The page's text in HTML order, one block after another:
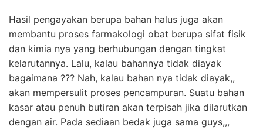
Hasil pengayakan berupa bahan halus juga akan
membantu proses farmakologi obat berupa sifat fisik
dan kimia nya yang berhubungan dengan tingkat
kelarutannya. Lalu, kalau bahannya tidak diayak
bagaimana ??? Nah, kalau bahan nya tidak diayak,,
akan mempersulit proses pencampuran. Suatu bahan
kasar atau penuh butiran akan terpisah jika dilarutkan
dengan air. Pada sediaan bedak juga sama guys,,,